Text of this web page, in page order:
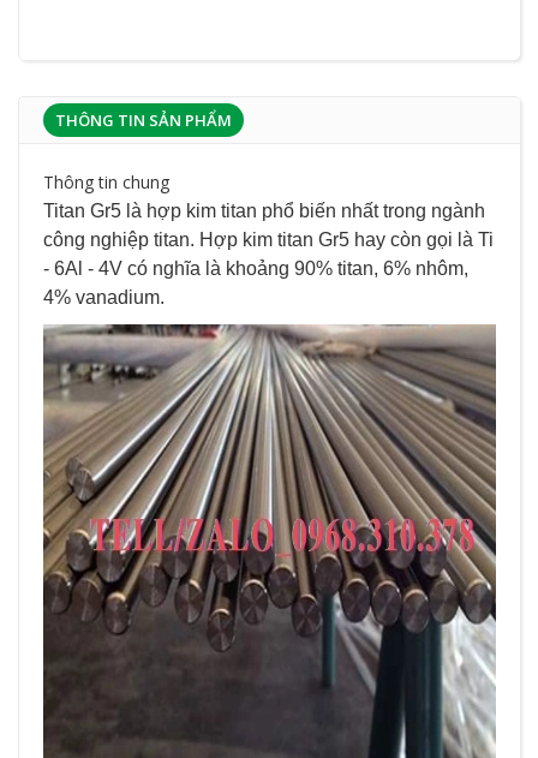
THÔNG TIN SẢN PHẨM
Thông tin chung
Titan Gr5 là hợp kim titan phổ biến nhất trong ngành
công nghiệp titan. Hợp kim titan Gr5 hay còn gọi là Ti
- 6Al - 4V có nghĩa là khoảng 90% titan, 6% nhôm,
4% vanadium.